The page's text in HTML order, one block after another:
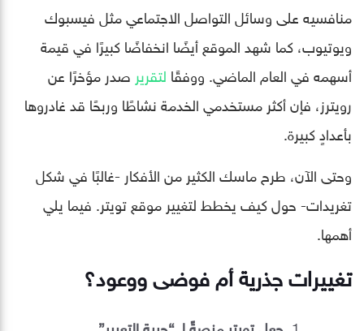
منافسيه على وسائل التواصل الاجتماعي مثل فيسبوك
ويوتيوب، كما شهد الموقع أيضًا انخفاضًا كبيرًا في قيمة
أسهمه في العام الماضي. ووفقًا لتقرير صدر مؤخرًا عن
رويترز، فإن أكثر مستخدمي الخدمة نشاطًا وربحًا قد غادروها
بأعدادٍ كبيرة.
وحتى الآن، طرح ماسك الكثير من الأفكار -غالبًا في شكل
تغريدات- حول كيف يخطط لتغيير موقع تويتر. فيما يلي
أهمها.
تغييرات جذرية أم فوضى ووعود؟